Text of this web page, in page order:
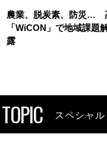
農業、脱炭素、防災…
「WiCON」で地域課題
露
スペシャ